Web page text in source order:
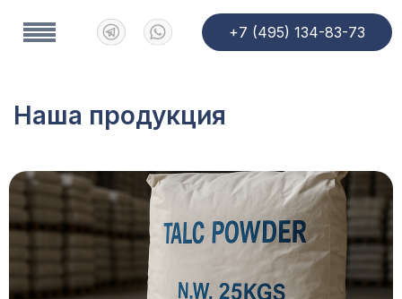
+7 (495) 134-83-73
Наша продукция